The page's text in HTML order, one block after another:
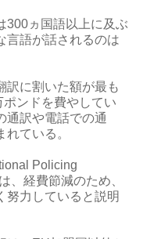
300ヵ国語以上に及ぶ
言語が話されるのは
訳に割いた額が最も
ンドを費やしてい
通訳や電話での通
ている。
Policing
、経費節減のため、
努力していると説明